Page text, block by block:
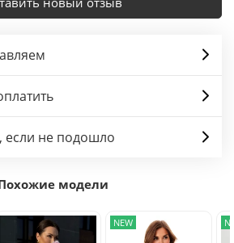
если не подошло
модели
NEW